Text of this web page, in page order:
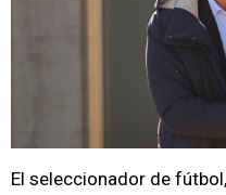
El seleccionador de